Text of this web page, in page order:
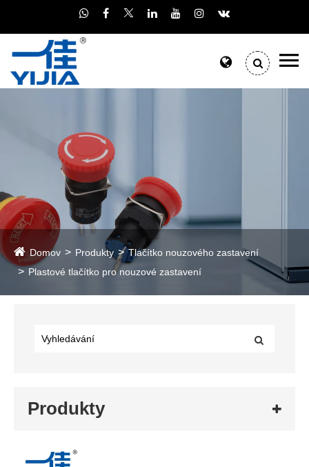
Domov Produkty
Tlačítko nouzového zastavení
Plastové tlačítko pro nouzové zastavení
Produkty